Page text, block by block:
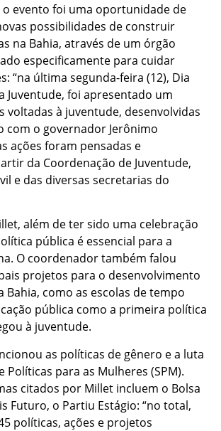
o evento foi uma oportunidade de
possibilidades de construir
na Bahia, através de um órgão
especificamente para cuidar
“na última segunda-feira (12), Dia
Juventude, foi apresentado um
voltadas à juventude, desenvolvidas
com o governador Jerônimo
ações foram pensadas e
da Coordenação de Juventude,
e das diversas secretarias do
além de ter sido uma celebração
pública é essencial para a
O coordenador também falou
projetos para o desenvolvimento
Bahia, como as escolas de tempo
pública como a primeira política
à juventude.
as políticas de gênero e a luta
Políticas para as Mulheres (SPM).
citados por Millet incluem o Bolsa
Futuro, o Partiu Estágio: “no total,
políticas, ações e projetos